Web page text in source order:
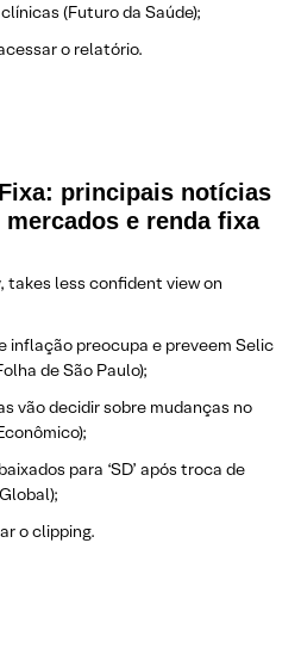
(Futuro da Saúde);
o relatório.
principais notícias
e renda fixa
takes less confident view on
inflação preocupa e preveem Selic
de São Paulo);
vão decidir sobre mudanças no
para ‘SD’ após troca de
o clipping.